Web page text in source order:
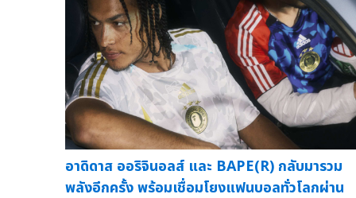
อาดิดาส ออริจินอลส์ และ BAPE(R) กลับมารวม
พลังอีกครั้ง พร้อมเชื่อมโยงแฟนบอลทั่วโลกผ่าน